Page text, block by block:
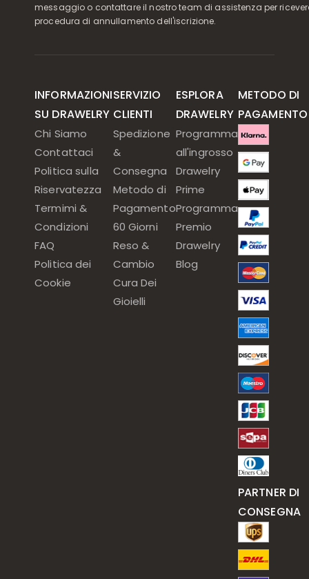
messaggio o contattare il nostro team di assistenza per
procedura di annullamento dell'iscrizione.
INFORMAZIONI
SU DRAWELRY
Chi Siamo
Contattaci
Politica sulla
Riservatezza
Termimi &
Condizioni
FAQ
Politica dei
Cookie
SERVIZIO
CLIENTI
Spedizione
&
Consegna
Metodo di
Pagamento
60 Giorni
Reso &
Cambio
Cura Dei
Gioielli
ESPLORA
DRAWELRY
Programma
all'ingrosso
Drawelry
Prime
Programma
Premio
Drawelry
Blog
METODO DI
PAGAMENTO
PARTNER DI
CONSEGNA